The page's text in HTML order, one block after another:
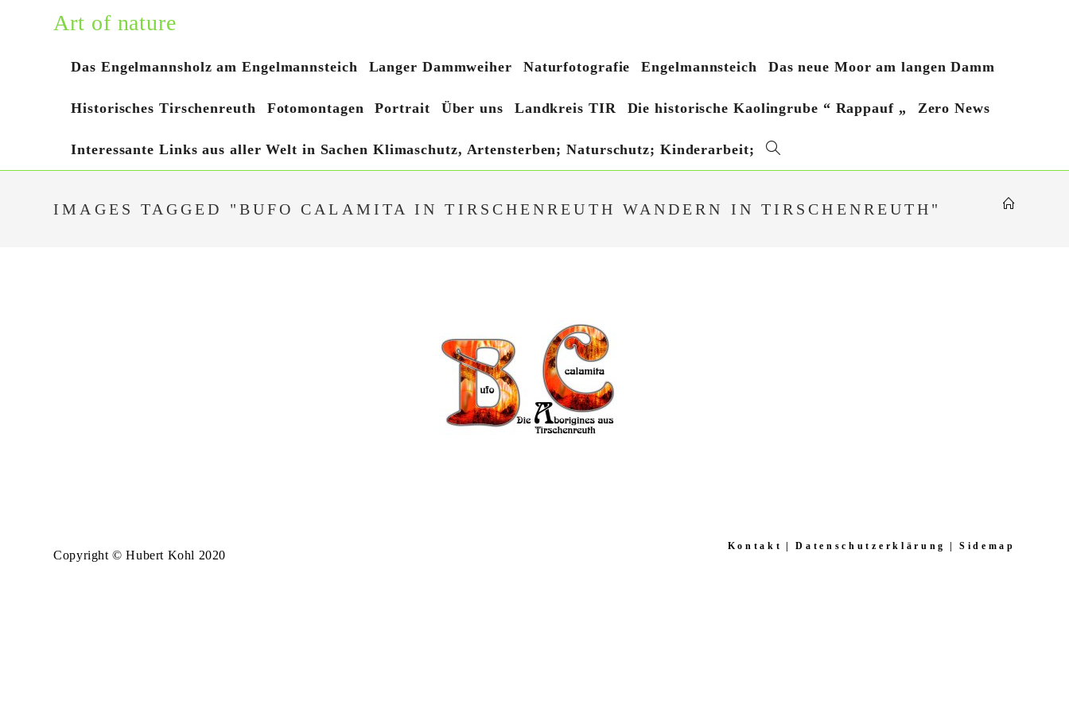
Art of nature
Das Engelmannsholz am Engelmannsteich Langer Dammweiher Naturfotografie Engelmannsteich Das neue Moor am langen Damm
Historisches Tirschenreuth Fotomontagen Portrait Über uns Landkreis TIR Die historische Kaolingrube “ Rappauf „ Zero News
Interessante Links aus aller Welt in Sachen Klimaschutz, Artensterben; Naturschutz; Kinderarbeit; Website-
IMAGES TAGGED "BUFO CALAMITA IN TIRSCHENREUTH WANDERN IN TIRSCHENREUTH"
Kontakt Datenschutzerklärung Sidemap
Copyright © Hubert Kohl 2020